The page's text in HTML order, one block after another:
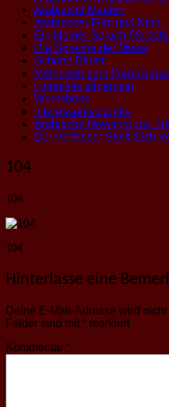
Arabische Medien
Arabischer Film und Kino
Ein kleiner Sprach-
Die Sprache der Musik
Schöne Bilder
Methoden zum
Linguistik allgemein
Workshops
Interessantes Links
Arabische Newsgroups,
Der Verfasser Stellt Sich
104
104
104
Hinterlasse eine
Deine E-Mail-Adresse wird
Felder sind mit * markiert
Kommentar *